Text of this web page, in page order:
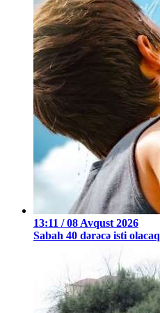
13:11 / 08 Avqust 2026
Sabah 40 dərəcə isti olacaq